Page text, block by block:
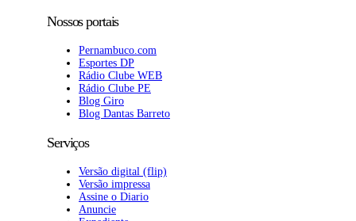
Nossos portais
Pernambuco.com
Esportes DP
Rádio Clube WEB
Rádio Clube PE
Blog Giro
Blog Dantas Barreto
Serviços
Versão digital (flip)
Versão impressa
Assine o Diario
Anuncie